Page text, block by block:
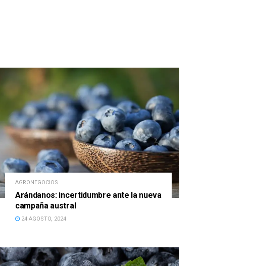
AGRONEGOCIOS
Arándanos: incertidumbre ante la nueva
campaña austral
24 AGOSTO, 2024